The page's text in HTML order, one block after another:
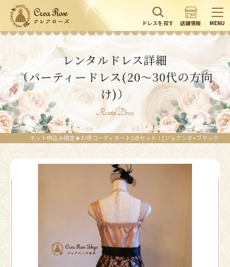
ドレスを探す 店舗情報 MENU
レンタルドレス詳細
（パーティードレス(20～30代の方向
け)）
Rental Dress
ネット申込み限定★お得コーディネート5点セット！[ジョアンヌ+ブラックファーボレロ]｜レンタルドレスのクレアローズ東京